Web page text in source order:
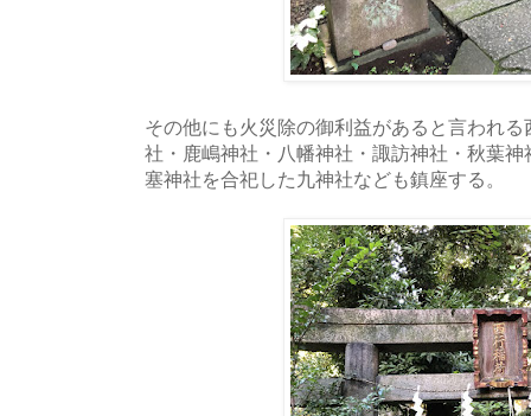
その他にも火災除の御利益があると言われ
社・鹿嶋神社・八幡神社・諏訪神社・秋葉
塞神社を合祀した九神社なども鎮座する。